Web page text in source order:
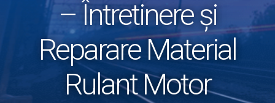
– Întretinere și
Reparare Material
Rulant Motor